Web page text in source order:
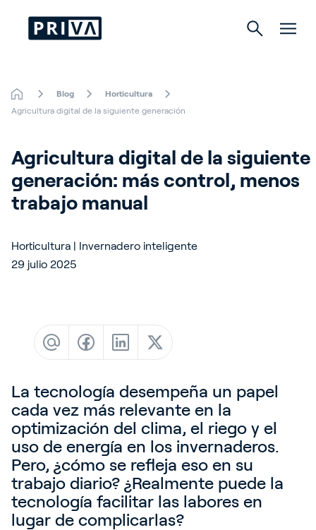
Horticultura
Contacto
Español
Blog
Horticultura
Agricultura digital de la siguiente generación
Agricultura digital de la siguiente
generación: más control, menos
trabajo manual
Horticultura | Invernadero inteligente
29 julio 2025
La tecnología desempeña un papel
cada vez más relevante en la
optimización del clima, el riego y el
uso de energía en los invernaderos.
Pero, ¿cómo se refleja eso en su
trabajo diario? ¿Realmente puede la
tecnología facilitar las labores en
lugar de complicarlas?